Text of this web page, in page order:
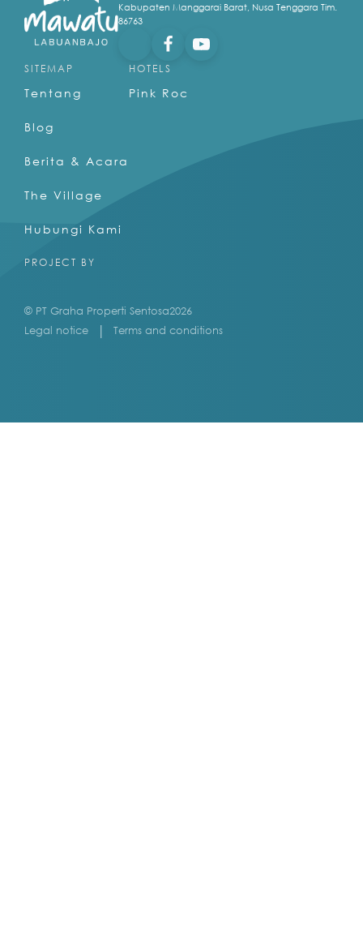
SITEMAP
Tentang
Blog
Berita & Acara
The Village
Hubungi Kami
HOTELS
Pink Roc
Kabupaten Manggarai Barat, Nusa Tenggara Tim.
86763
PROJECT BY
© PT Graha Properti Sentosa2026
Legal notice
Terms and conditions